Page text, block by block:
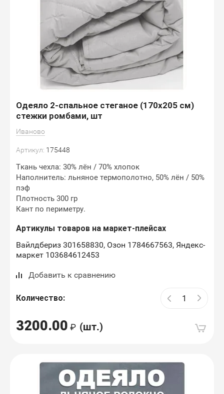
Одеяло 2-спальное стеганое (170х205 см)
стежки ромбами, шт
Иваново
Артикул: 175448
Ткань чехла: 30% лён / 70% хлопок
Наполнитель: льняное термополотно, 50% лён / 50%
пэф
Плотность 300 гр
Кант по периметру.
Артикулы товаров на маркет-плейсах
Вайлдбериз 301658830, Озон 1784667563, Яндекс-
маркет 103684612453
Добавить к сравнению
Количество:
3200.00 (шт.)